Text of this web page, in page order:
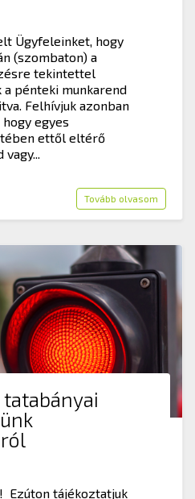
Ügyfeleinket, hogy
(szombaton) a
tekintettel
pénteki munkarend
Felhívjuk azonban
egyes
ettől eltérő
Tovább olvasom
Ezúton tájékoztatjuk